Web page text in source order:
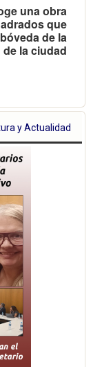
una obra
que
de la
la ciudad
y Actualidad